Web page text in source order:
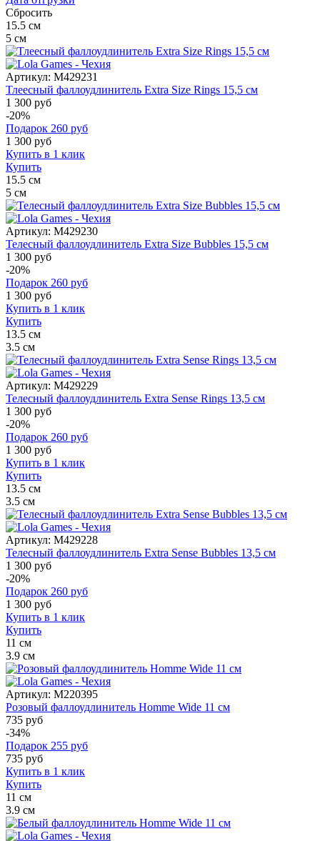
Сбросить
15.5 см
5 см
Артикул: M429231
Тлеесный фаллоудлинитель Extra Size Rings 15,5 см
1 300 руб
-20%
Подарок 260 руб
1 300 руб
Купить в 1 клик
Купить
15.5 см
5 см
Артикул: M429230
Телесный фаллоудлинитель Extra Size Bubbles 15,5 см
1 300 руб
-20%
Подарок 260 руб
1 300 руб
Купить в 1 клик
Купить
13.5 см
3.5 см
Артикул: M429229
Телесный фаллоудлинитель Extra Sense Rings 13,5 см
1 300 руб
-20%
Подарок 260 руб
1 300 руб
Купить в 1 клик
Купить
13.5 см
3.5 см
Артикул: M429228
Телесный фаллоудлинитель Extra Sense Bubbles 13,5 см
1 300 руб
-20%
Подарок 260 руб
1 300 руб
Купить в 1 клик
Купить
11 см
3.9 см
Артикул: M220395
Розовый фаллоудлинитель Homme Wide 11 см
735 руб
-34%
Подарок 255 руб
735 руб
Купить в 1 клик
Купить
11 см
3.9 см